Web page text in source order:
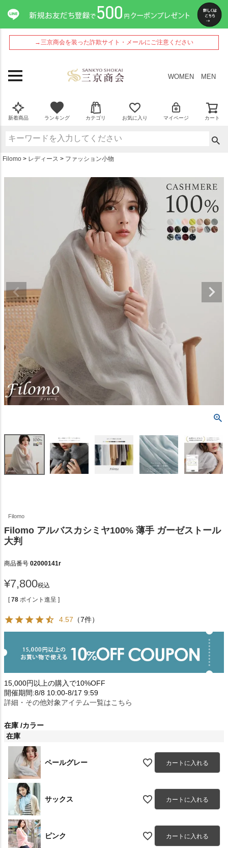
→三京商会を装った詐欺サイト・メールにご注意ください
WOMEN MEN
新着商品 ランキング カテゴリ お気に入り マイページ カート
Filomo レディース ファッション小物
Filomo
Filomo アルバスカシミヤ100% 薄手 ガーゼストール
大判
商品番号 02000141r
¥7,800税込
[ 78 ポイント進呈 ]
4.57 （7件）
15,000円以上の購入で10%OFF
開催期間:8/8 10:00-8/17 9:59
詳細・その他対象アイテム一覧はこちら
在庫 カラー
在庫
ペールグレー カートに入れる
サックス カートに入れる
ピンク カートに入れる
ペー
ジト
ップ
へ